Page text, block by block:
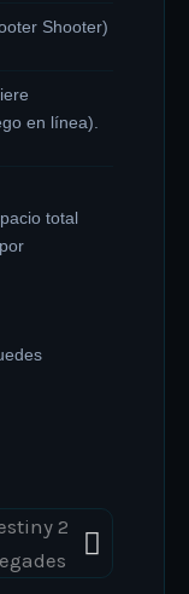
Shooter)
en línea).
total